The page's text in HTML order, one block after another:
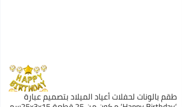
طقم بالونات لحفلات أعياد الميلاد بتصميم عبارة